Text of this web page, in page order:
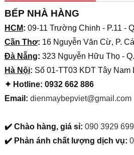
BẾP NHÀ HÀNG
HCM: 09-11 Trường Chinh - P.11 -
Cần Thơ: 16 Nguyễn Văn Cừ, P.
Đà Nẵng: 323 Nguyễn Hữu Thọ -
Hà Nội: Số 01-TT03 KDT Tây
✦ Hotline: 0932 662 886
Email: dienmaybepviet@gmail.com
✔️ Chào hàng, giá sỉ: 090 3929 699
✔️ Phản ánh chất lượng dịch vụ: